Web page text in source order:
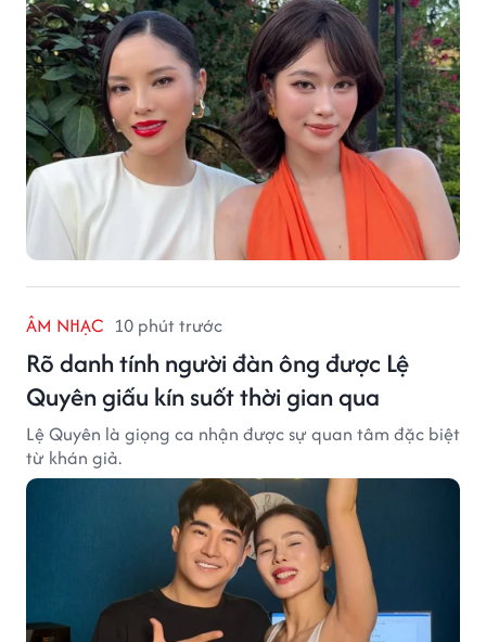
ÂM NHẠC 10 phút trước
Rõ danh tính người đàn ông được Lệ
Quyên giấu kín suốt thời gian qua
Lệ Quyên là giọng ca nhận được sự quan tâm đặc biệt
từ khán giả.